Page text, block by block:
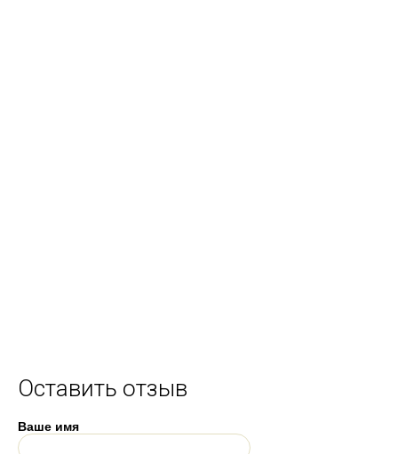
Оставить отзыв
Ваше имя